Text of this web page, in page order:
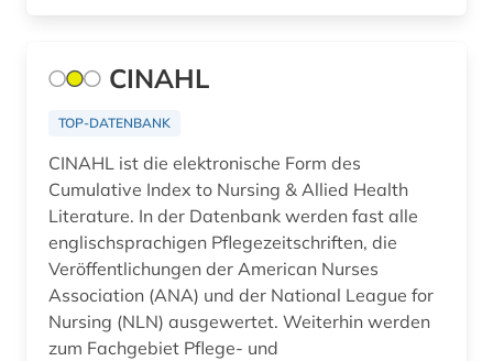
ballett (1)
balneologie (1)
baltikum (1)
baltistik (1)
bamberg (1)
bankwesen (2)
CINAHL
TOP-DATENBANK
CINAHL ist die elektronische Form des
Cumulative Index to Nursing & Allied Health
Literature. In der Datenbank werden fast alle
englischsprachigen Pflegezeitschriften, die
Veröffentlichungen der American Nurses
Association (ANA) und der National League for
Nursing (NLN) ausgewertet. Weiterhin werden
zum Fachgebiet Pflege- und